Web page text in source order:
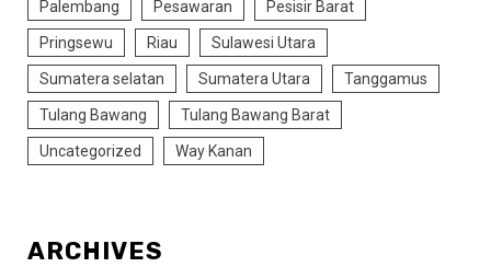
Palembang Pesawaran Pesisir Barat
Pringsewu Riau Sulawesi Utara
Sumatera selatan Sumatera Utara Tanggamus
Tulang Bawang Tulang Bawang Barat
Uncategorized Way Kanan
ARCHIVES